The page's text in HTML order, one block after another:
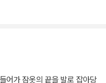
위대한 문학가 중 하나인 제
있다. 스티븐 디달러스는 자
그 대신 문학의 위대한 혁신을
이자 예술의 화신인 스티븐 디
어가 잠옷의 끝을 발로 잡아당